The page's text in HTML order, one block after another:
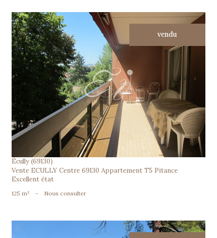
vendu
voir le bien
Écully (69130)
Vente ECULLY Centre 69130 Appartement T5 Pitance
Excellent état
125 m² - Nous consulter